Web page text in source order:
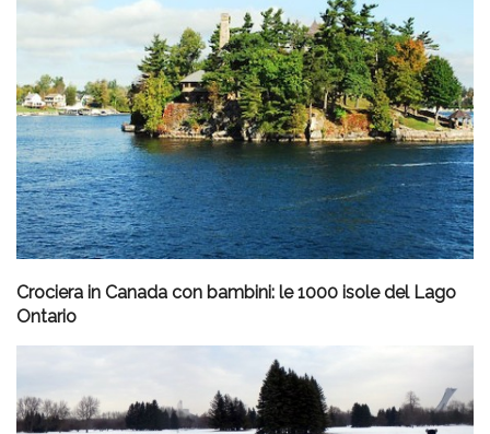
Crociera in Canada con bambini: le 1000 isole del Lago
Ontario